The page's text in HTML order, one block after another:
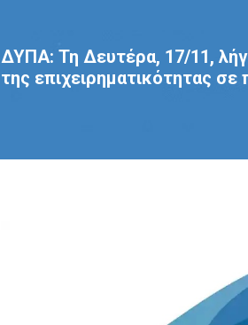
ΔΥΠΑ: Τη Δευτέρα, 17/11,
της επιχειρηματικότητας